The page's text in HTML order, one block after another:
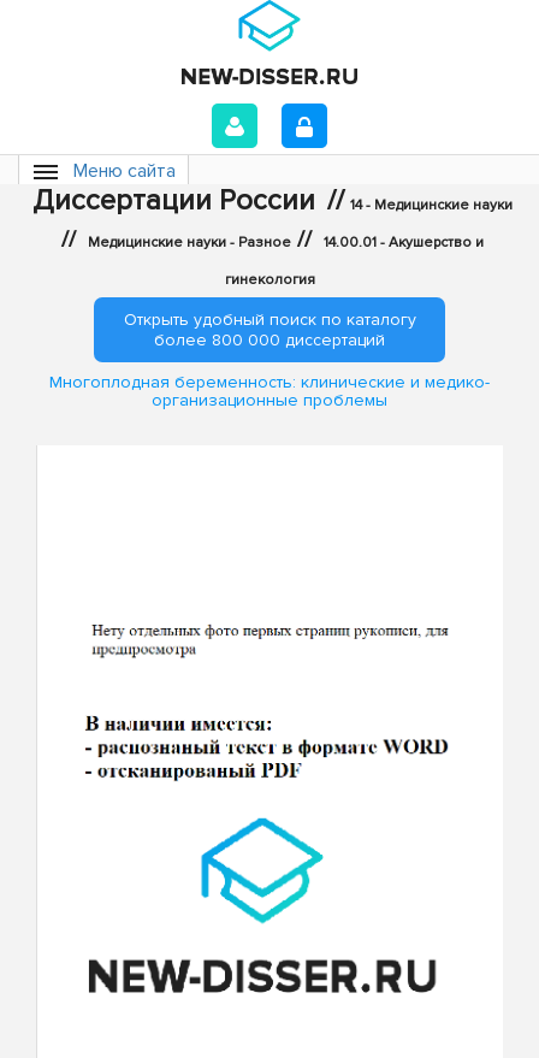
Меню сайта
Диссертации России // 14 - Медицинские науки
// Медицинские науки - Разное // 14.00.01 - Акушерство и
гинекология
Открыть удобный поиск по каталогу
более 800 000 диссертаций
Многоплодная беременность: клинические и медико-
организационные проблемы